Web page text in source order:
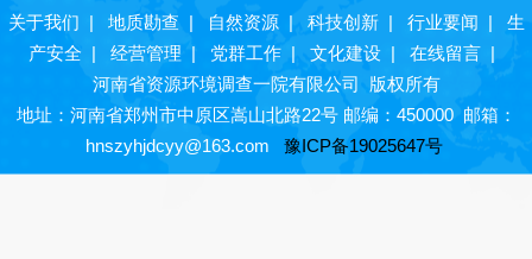
关于我们 | 地质勘查 | 自然资源| 科技创新| 行业要闻 | 生
产安全| 经营管理 | 党群工作| 文化建设| 在线留言|
河南省资源环境调查一院有限公司 版权所有
地址：河南省郑州市中原区嵩山北路22号 邮编：450000 邮箱：
hnszyhjdcyy@163.com 豫ICP备19025647号